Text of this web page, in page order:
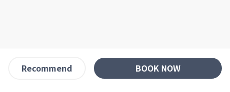
Recommend BOOK NOW